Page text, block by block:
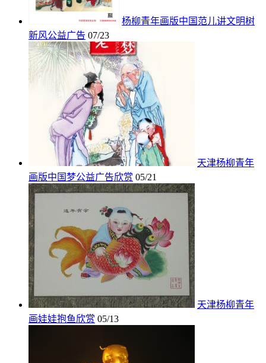
杨柳青年画版中国范儿讲文明树
新风公益广告 07/23
天津杨柳青年
画版中国梦公益广告欣赏 05/21
天津杨柳青年
画娃娃抱鱼欣赏 05/13